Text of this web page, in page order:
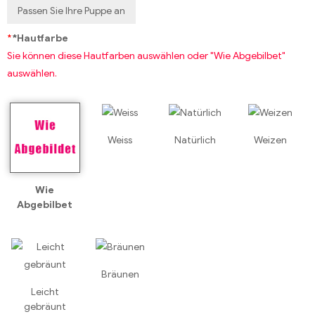
Passen Sie Ihre Puppe an
**Hautfarbe
Sie können diese Hautfarben auswählen oder "Wie Abgebilbet"
auswählen.
Wie
Abgebilbet
Weiss Natürlich Weizen
Leicht
gebräunt
Bräunen